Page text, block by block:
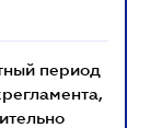
период